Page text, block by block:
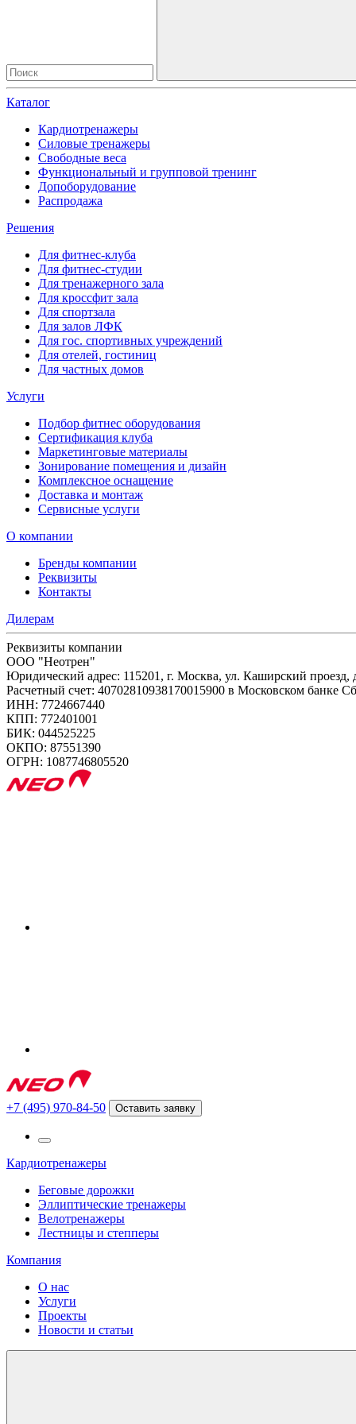
Каталог
Кардиотренажеры
Силовые тренажеры
Свободные веса
Функциональный и групповой тренинг
Допоборудование
Распродажа
Решения
Для фитнес-клуба
Для фитнес-студии
Для тренажерного зала
Для кроссфит зала
Для спортзала
Для залов ЛФК
Для гос. спортивных учреждений
Для отелей, гостиниц
Для частных домов
Услуги
Подбор фитнес оборудования
Сертификация клуба
Маркетинговые материалы
Зонирование помещения и дизайн
Комплексное оснащение
Доставка и монтаж
Сервисные услуги
О компании
Бренды компании
Реквизиты
Контакты
Дилерам
Реквизиты компании
ООО "Неотрен"
Юридический адрес: 115201, г. Москва, ул. Каширский проезд,
Расчетный счет: 40702810938170015900 в Московском банке
ИНН: 7724667440
КПП: 772401001
БИК: 044525225
ОКПО: 87551390
ОГРН: 1087746805520
+7 (495) 970-84-50 Оставить заявку
Кардиотренажеры
Беговые дорожки
Эллиптические тренажеры
Велотренажеры
Лестницы и степперы
Компания
О нас
Услуги
Проекты
Новости и статьи